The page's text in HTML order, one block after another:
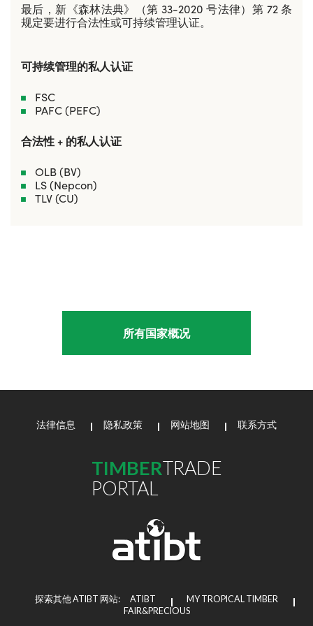
最后，新《森林法典》（第 33-2020 号法律）第 72 条
规定要进行合法性或可持续管理认证。
可持续管理的私人认证
FSC
PAFC (PEFC)
合法性 + 的私人认证
OLB (BV)
LS (Nepcon)
TLV (CU)
所有国家概况
法律信息 隐私政策 网站地图 联系方式
TIMBERTRADE
PORTAL
探索其他 ATIBT 网站: ATIBT
MY TROPICAL TIMBER
FAIR&PRECIOUS